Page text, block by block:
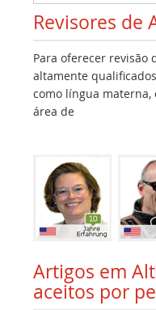
Revisores de
Para oferecer revisão
altamente
como língua materna,
área de
Artigos em
aceitos por